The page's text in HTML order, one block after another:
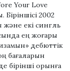
Your Love
2002
екі сингль
ең жоғары
дебюттік
бағаларын
бірінші орынға